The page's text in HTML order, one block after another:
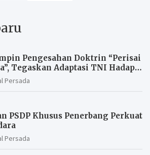
Pengesahan Doktrin “Perisai
Tegaskan Adaptasi TNI Hadapi
Persada
PSDP Khusus Penerbang Perkuat
Persada